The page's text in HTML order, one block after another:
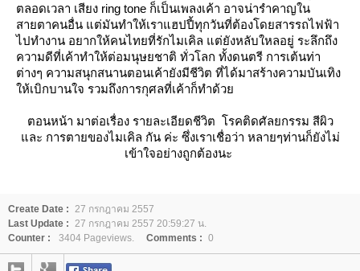
ตลอดเวลา เสียง ring tone ก็เป็นเพลงเค้า อาจน่ารำคาญใน
สายตาคนอื่น แต่มันทำให้เราแฮปปี้ทุกวันที่ต้องโดยสารรถไฟฟ้า
ไปทำงาน อยากให้คนไทยที่รักไมเคิล แต่ยังหลับใหลอยู่ ระลึกถึง
ความดีที่เค้าทำให้ต่อมนุษยชาติ ทั่วโลก ทั้งดนตรี การเต้นท่า
ต่างๆ ความสนุกสนานตอนเค้ายังมีชีวิต ที่ได้มาสร้างความบันเทิง
ห้เบิกบานใจ รวมถึงการกุศลที่เค้าก็ทำด้ว
ตอนหน้า มาต่อเรื่อง รายละเอียดชีวิต โรคติดศัลยกรรม สีผิว
ละ การตายของไมเคิล กัน ค่ะ ซึ่งเราเชื่อว่า หลายๆท่านก็ยังไม่
เข้าใจอย่างถูกต้องนะ
Create Date :
27 กรกฎาคม 2557
Last Update :
27 กรกฎาคม 2557 20:59:27 น.
Counter :
3404 Pageviews. Comments : 0